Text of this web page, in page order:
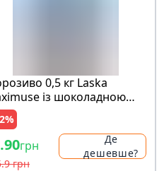
0,5 кг Laska
із шоколадною
та шматочками
грн
грн
Де
дешевше?